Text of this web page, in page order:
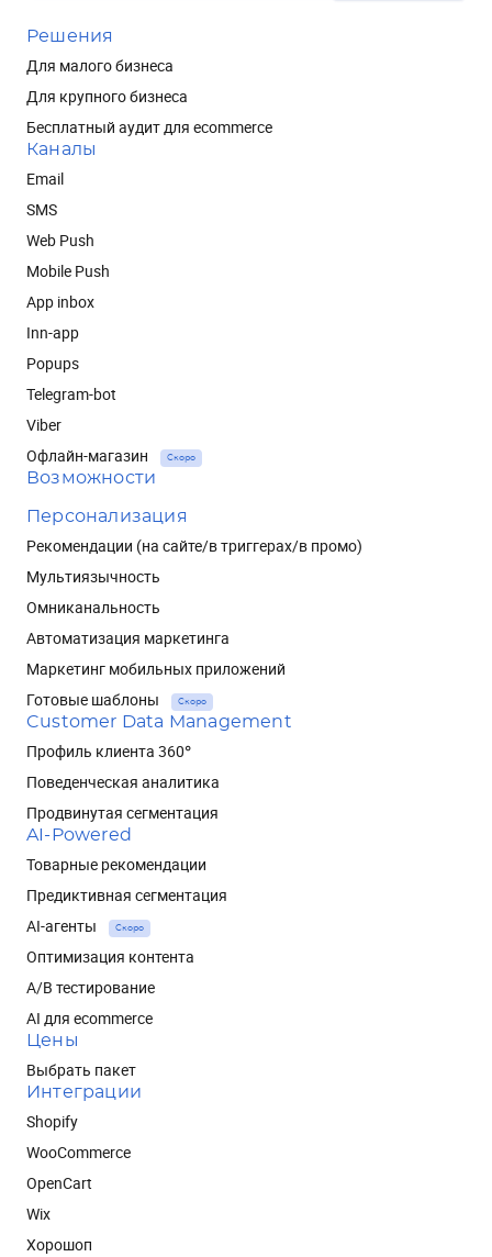
Решения
Для малого бизнеса
Для крупного бизнеса
Бесплатный аудит для ecommerce
Каналы
Email
SMS
Web Push
Mobile Push
App inbox
Inn-app
Popups
Telegram-bot
Viber
Офлайн-магазин
Скоро
Возможности
Персонализация
Рекомендации (на сайте/в триггерах/в промо)
Мультиязычность
Омниканальность
Автоматизация маркетинга
Маркетинг мобильных приложений
Готовые шаблоны
Скоро
Customer Data Management
Профиль клиента 360°
Поведенческая аналитика
Продвинутая сегментация
AI-Powered
Товарные рекомендации
Предиктивная сегментация
AI-агенты
Скоро
Оптимизация контента
A/B тестирование
AI для ecommerce
Цены
Выбрать пакет
Интеграции
Shopify
WooCommerce
OpenCart
Wix
Хорошоп